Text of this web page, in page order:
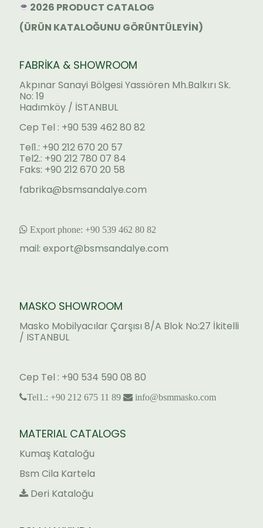
2026 PRODUCT CATALOG
(ÜRÜN KATALOĞUNU GÖRÜNTÜLEYİN)
FABRİKA & SHOWROOM
Akpınar Sanayi Bölgesi Yassıören Mh.Balkırı Sk.
No: 19
Hadımköy / İSTANBUL
Cep Tel : +90 539 462 80 82
Tel1.: +90 212 670 20 57
Tel2.: +90 212 780 07 84
Faks: +90 212 670 20 58
fabrika@bsmsandalye.com
Export phone: +90 539 462 80 82
mail: export@bsmsandalye.com
MASKO SHOWROOM
Masko Mobilyacılar Çarşısı 8/A Blok No:27 İkitelli
/ ISTANBUL
Cep Tel : +90 534 590 08 80
Tel1.: +90 212 675 11 89 info@bsmmasko.com
MATERIAL CATALOGS
Kumaş Kataloğu
Bsm Cila Kartela
Deri Kataloğu